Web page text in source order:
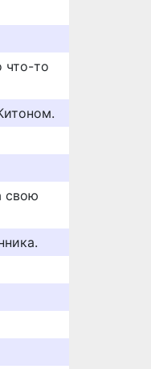
что-то
свою